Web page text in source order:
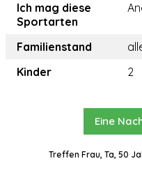
Ich mag diese
Sportarten
Familienstand
Kinder
2
Eine
Treffen Frau, Ta, 50